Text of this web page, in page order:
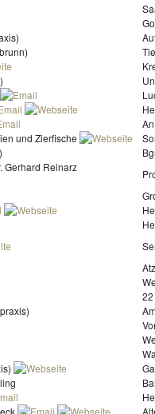
und Zierfische
Gerhard Reinarz
22